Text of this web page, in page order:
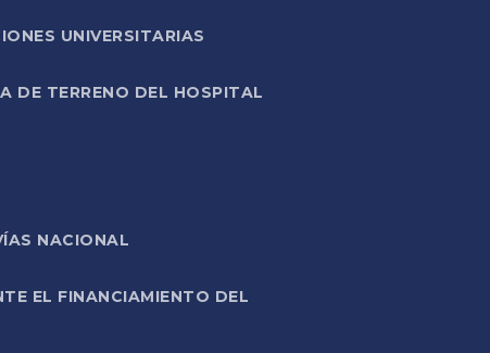
UNIVERSITARIAS
DE TERRENO DEL HOSPITAL
NACIONAL
EL FINANCIAMIENTO DEL